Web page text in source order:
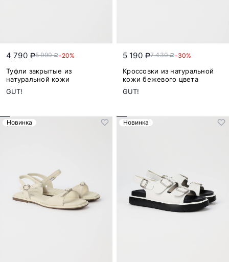
4 790 a5 990a-20%
Туфли закрытые из
натуральной кожи
GUT!
5 190 a7 430a-30%
Кроссовки из натуральной
кожи бежевого цвета
GUT!
Новинка Новинка